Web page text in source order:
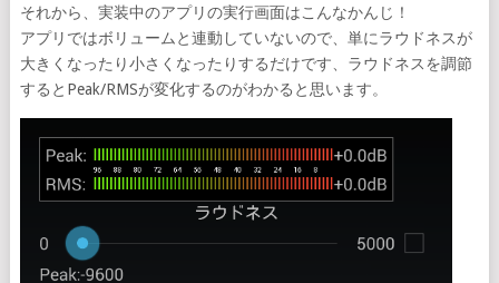
それから、実装中のアプリの実行画面はこんなかんじ！
アプリではボリュームと連動していないので、単にラウドネスが
大きくなったり小さくなったりするだけです、ラウドネスを調節
するとPeak/RMSが変化するのがわかると思います。